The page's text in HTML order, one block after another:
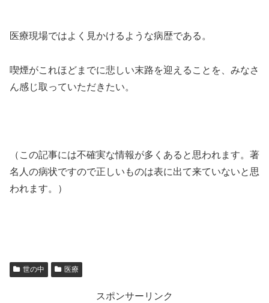
医療現場ではよく見かけるような病歴である。
喫煙がこれほどまでに悲しい末路を迎えることを、みなさ
ん感じ取っていただきたい。
（この記事には不確実な情報が多くあると思われます。著
名人の病状ですので正しいものは表に出て来ていないと思
われます。）
世の中 医療
スポンサーリンク